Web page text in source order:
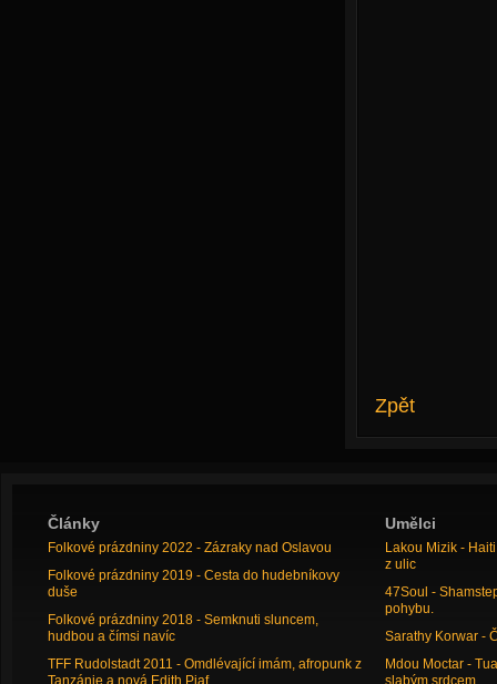
Zpět
Články
Folkové prázdniny 2022 - Zázraky nad Oslavou
Folkové prázdniny 2019 - Cesta do hudebníkovy
duše
Folkové prázdniny 2018 - Semknuti sluncem,
hudbou a čímsi navíc
TFF Rudolstadt 2011 - Omdlévající imám, afropunk z
Tanzánie a nová Edith Piaf
Umělci
Lakou Mizik -
z ulic
47Soul -
pohybu.
Sarathy Korwar -
Mdou Moctar -
slabým srdcem